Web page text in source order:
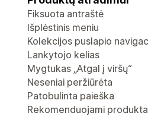
Fiksuota antraštė
Išplėstinis meniu
Kolekcijos puslapio
Lankytojo kelias
Mygtukas „Atgal į viršų“
Neseniai peržiūrėta
Patobulinta paieška
Rekomenduojami